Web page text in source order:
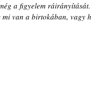
a figyelem
van a birtokában, vagy